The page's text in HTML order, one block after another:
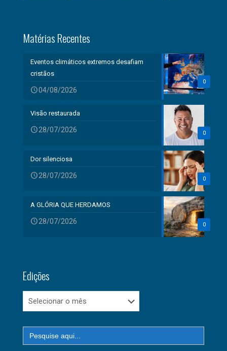
Matérias Recentes
0
Eventos climáticos extremos desafiam
cristãos
04/08/2026
0
Visão restaurada
28/07/2026
0
Dor silenciosa
28/07/2026
0
A GLÓRIA QUE HERDAMOS
28/07/2026
Edições
Edições
Search
for: